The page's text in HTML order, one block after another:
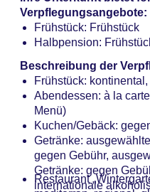
American Express, EC
Haustier: Hund
Anfrage notwendig
Parkmöglichkeiten:
unbewacht: ohne
Tageslicht,
gegen Gebühr
Gebäudeanzahl: 3,
Landeskategorie: 4
Verpflegungsangebote:
Frühstück: Frühstück
Halbpension:
Beschreibung der
Frühstück:
Abendessen: à la
Menü)
Kuchen/Gebäck:
Getränke:
gegen Gebühr,
Getränke: gegen
internationale
Restaurant